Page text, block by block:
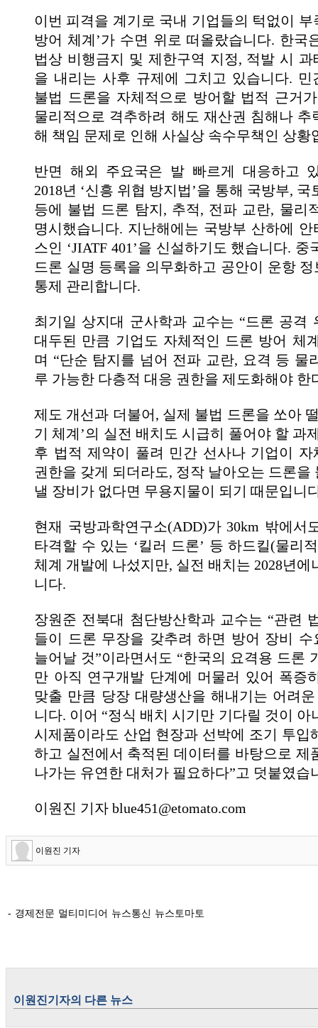
이번 피격을 계기로 국내 기업들의 턱없이 부
방어 체계’가 수면 위로 떠올랐습니다. 한국
법상 비행금지 및 제한구역 지정, 적발 시 과
을 내리는 사후 규제에 그치고 있습니다. 민
불법 드론을 자체적으로 방어할 법적 근거
물리적으로 격추하려 해도 재산권 침해나 추
해 책임 문제로 인해 사실상 속수무책인 상황
반면 해외 주요국은 발 빠르게 대응하고
2018년 ‘신흥 위협 방지법’을 통해 국방부,
등에 불법 드론 탐지, 추적, 전파 교란, 물리
명시했습니다. 지난해에는 국방부 산하에
스인 ‘JIATF 401’을 신설하기도 했습니다. 중
드론 실명 등록을 의무화하고 공안이 운항
통제 관리합니다.
최기일 상지대 군사학과 교수는 “드론 공격
대두된 만큼 기업도 자체적인 드론 방어 체
며 “단순 탐지를 넘어 전파 교란, 요격 등 물
루 가능한 다층적 대응 권한을 제도화해야 한
제도 개선과 더불어, 실제 불법 드론을 쏘아
기 체계’의 실전 배치도 시급히 풀어야 할 과
후 법적 제약이 풀려 민간 선사나 기업이 자
권한을 갖게 되더라도, 정작 날아오는 드론을
낼 장비가 없다면 무용지물이 되기 때문입니
현재 국방과학연구소(ADD)가 30km 밖에서
타격할 수 있는 ‘킬러 드론’ 등 하드킬(물리
체계 개발에 나섰지만, 실전 배치는 2028년에
니다.
장원준 전북대 첨단방산학과 교수는 “관련
들이 드론 무장을 갖추려 하면 방어 장비 수
늘어날 것”이라면서도 “한국의 요격용 드론
만 아직 연구개발 단계에 머물러 있어 폭증
맞출 만큼 당장 대량생산을 해내기는 어려
니다. 이어 “정식 배치 시기만 기다릴 것이 아
시제품이라도 산업 현장과 선박에 조기 투입
하고 실전에서 축적된 데이터를 바탕으로 제
나가는 유연한 대처가 필요하다”고 덧붙였습
이원진 기자 blue451@etomato.com
이원진 기자
- 경제전문 멀티미디어 뉴스통신 뉴스토마토
이원진기자의 다른 뉴스